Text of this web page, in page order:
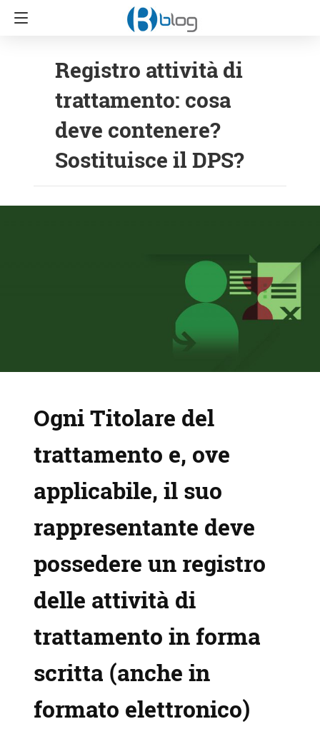
Registro attività di
trattamento: cosa
deve contenere?
Sostituisce il DPS?
OgniTitolare del
trattamento e, ove
applicabile, il suo
rappresentante deve
possedere un registro
delle attività di
trattamento in forma
scritta (anche in
formato elettronico)